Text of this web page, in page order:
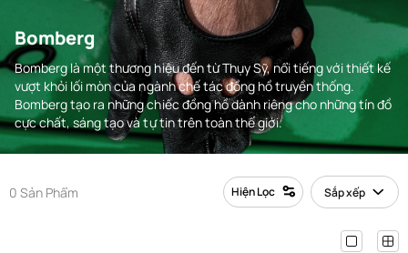
Bomberg
Bomberg là một thương hiệu đến từ Thụy Sỹ, nổi tiếng với thiết kế
vượt khỏi lối mòn của ngành chế tác đồng hồ truyền thống.
Bomberg tạo ra những chiếc đồng hồ dành riêng cho những tín đồ
cực chất, sáng tạo và tự tin trên toàn thế giới.
0 Sản Phẩm Hiện Lọc Sắp xếp